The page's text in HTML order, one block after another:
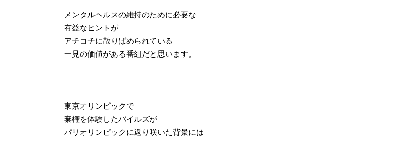
メンタルヘルスの維持のために必要な
有益なヒントが
アチコチに散りばめられている
一見の価値がある番組だと思います。
東京オリンピックで
棄権を体験したバイルズが
パリオリンピックに返り咲いた背景には